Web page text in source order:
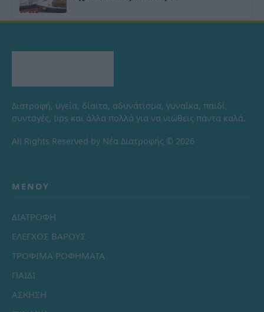
Διατροφή, υγεία, δίαιτα, αδυνάτισμα, γυναίκα, παιδί,
συνταγές, tips και άλλα πολλά για να νιώθεις πάντα καλά.
All Rights Reserved by Νέα Διατροφής © 2026
ΜΕΝΟΎ
ΔΙΑΤΡΟΦΗ
ΕΛΕΓΧΟΣ ΒΑΡΟΥΣ
ΤΡΟΦΙΜΑ ΡΟΦΗΜΑΤΑ
ΠΑΙΔΙ
ΑΣΚΗΣΗ